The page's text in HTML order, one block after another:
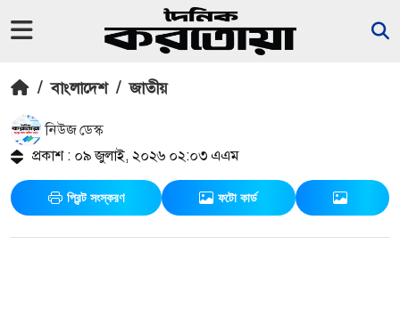
/ বাংলাদেশ / জাতীয়
নিউজ ডেস্ক
প্রকাশ : ০৯ জুলাই, ২০২৬ ০২:০৩ এএম
প্রিন্ট সংস্করণ ফটো কার্ড